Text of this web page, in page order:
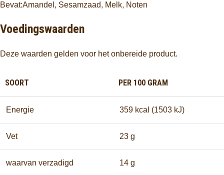
Bevat:Amandel, Sesamzaad, Melk, Noten
Voedingswaarden
Deze waarden gelden voor het onbereide product.
SOORT PER 100 GRAM
Energie 359 kcal (1503 kJ)
Vet 23 g
waarvan verzadigd 14 g